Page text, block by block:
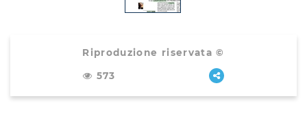
Riproduzione riservata ©
573